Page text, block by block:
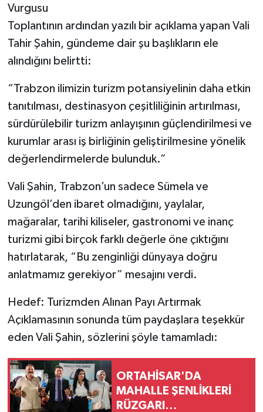
Vurgusu
Toplantının ardından yazılı bir açıklama yapan Vali
Tahir Şahin, gündeme dair şu başlıkların ele
alındığını belirtti:
“Trabzon ilimizin turizm potansiyelinin daha etkin
tanıtılması, destinasyon çeşitliliğinin artırılması,
sürdürülebilir turizm anlayışının güçlendirilmesi ve
kurumlar arası iş birliğinin geliştirilmesine yönelik
değerlendirmelerde bulunduk.”
Vali Şahin, Trabzon’un sadece Sümela ve
Uzungöl’den ibaret olmadığını, yaylalar,
mağaralar, tarihi kiliseler, gastronomi ve inanç
turizmi gibi birçok farklı değerle öne çıktığını
hatırlatarak, “Bu zenginliği dünyaya doğru
anlatmamız gerekiyor” mesajını verdi.
Hedef: Turizmden Alınan Payı Artırmak
Açıklamasının sonunda tüm paydaşlara teşekkür
eden Vali Şahin, sözlerini şöyle tamamladı:
ORTAHİSAR'DA
MAHALLE ŞENLİKLERİ
RÜZGARI…